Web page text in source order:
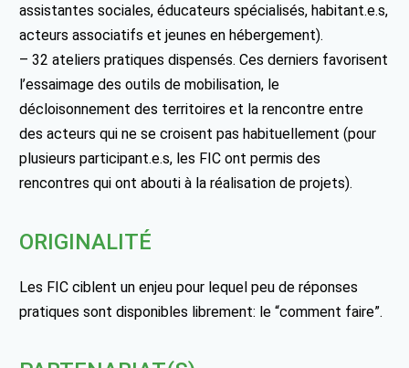
assistantes sociales, éducateurs spécialisés, habitant.e.s,
acteurs associatifs et jeunes en hébergement).
– 32 ateliers pratiques dispensés. Ces derniers favorisent
l’essaimage des outils de mobilisation, le
décloisonnement des territoires et la rencontre entre
des acteurs qui ne se croisent pas habituellement (pour
plusieurs participant.e.s, les FIC ont permis des
rencontres qui ont abouti à la réalisation de projets).
ORIGINALITÉ
Les FIC ciblent un enjeu pour lequel peu de réponses
pratiques sont disponibles librement: le “comment faire”.